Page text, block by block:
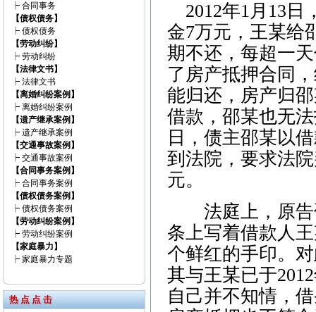
┝ 合同事务
【债权债务】
┝ 债权债务
【劳动纠纷】
┝ 劳动纠纷
【法律文书】
┝ 法律文书
【离婚纠纷案例】
┝ 离婚纠纷案例
【遗产继承案例】
┝ 遗产继承案例
【交通事故案例】
┝ 交通事故案例
【合同事务案例】
┝ 合同事务案例
【债权债务案例】
┝ 债权债务案例
【劳动纠纷案例】
┝ 劳动纠纷案例
【家庭暴力】
┝ 家庭暴力专题
热 点 点 击
2012年1月13日
金7万元，王某给
期不还，每超一
了房产抵押合同
能归还，房产归
借款，邵某也无
日，债主邵某以
到法院，要求法
元。
法庭上，原告
条上写着借款人
个鲜红的手印。
其与王某已于
自己并不知情，